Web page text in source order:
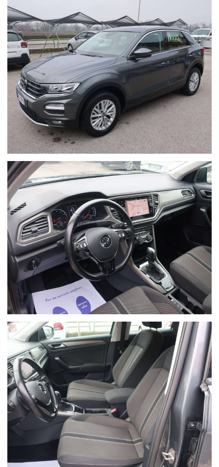
LA NOSTRA AZIENDA E' ATTIVA DAL 1981 CON LA VENDITA DI
AUTO NUOVE MULTIMARCA , KM.0 E AUTO USATE SELEZIONATE .
LE AUTO VENGONO RIPRISTINATE PRESSO LA NOSTRA
OFFICINA MECCANICA INTERNA .